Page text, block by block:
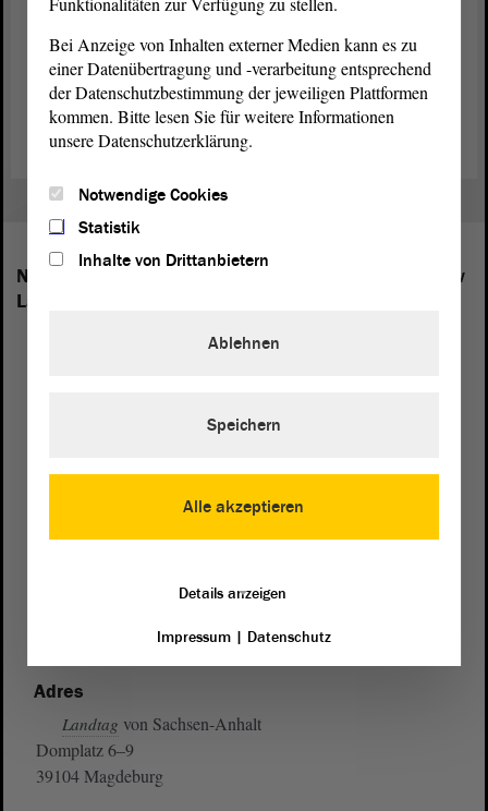
Niemcy posiadają 16 parlamentów krajowych,
Bundesrat(Rada Federalna). Tutaj znajdziesz linki do odpowiednich
stron internetowych.
Do przeglądu stron internetowych innych parlamentów
Następujące frakcje mają swoich przedstawicieli w
Landtagu Saksonii-Anhalt:
Adres
Landtag von Sachsen-Anhalt
Domplatz 6–9
39104 Magdeburg
Bei Anzeige von Inhalten externer Medien kann es zu
einer Datenübertragung und -verarbeitung entsprechend
der Datenschutzbestimmung der jeweiligen Plattformen
kommen. Bitte lesen Sie für weitere Informationen
unsere Datenschutzerklärung.
Notwendige Cookies
Statistik
Inhalte von Drittanbietern
Alle akzeptieren
Ablehnen
Speichern
Details anzeigen
Impressum| Datenschutz